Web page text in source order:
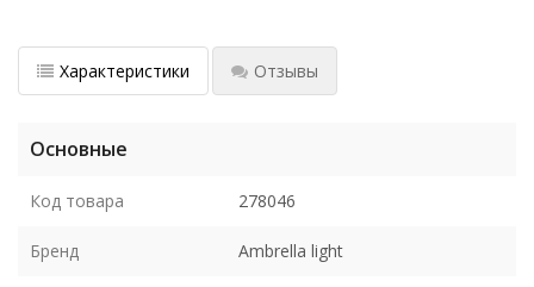
Характеристики Отзывы
Основные
Код товара 278046
Бренд Ambrella light